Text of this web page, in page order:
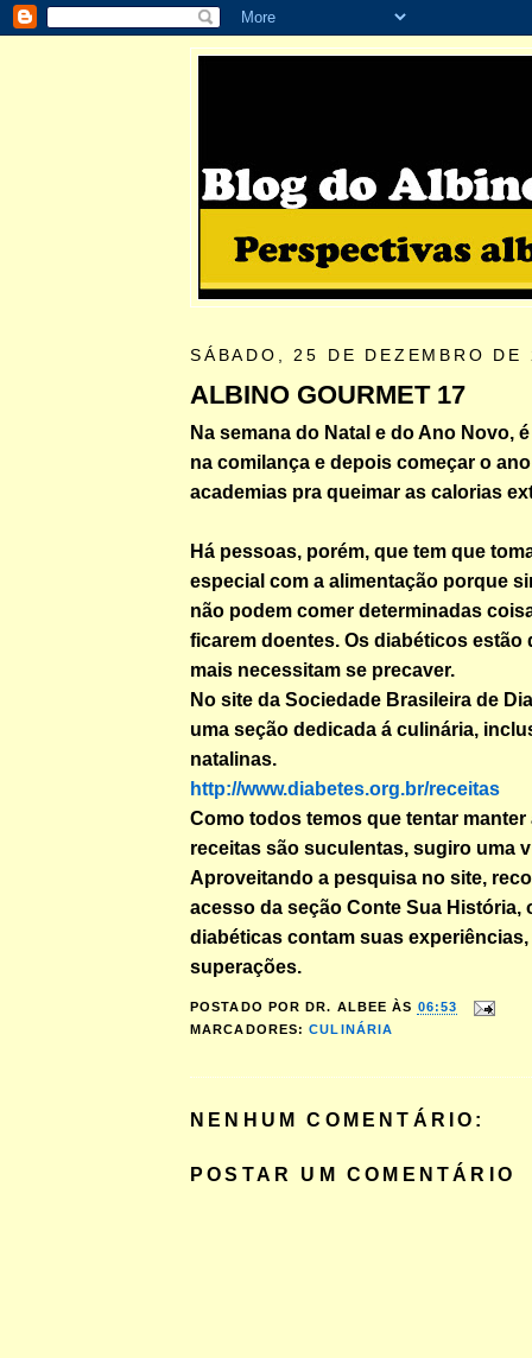
SÁBADO, 25 DE DEZEMBRO DE
ALBINO GOURMET 17
Na semana do Natal e do Ano Novo,
na comilança e depois começar o
academias pra queimar as calorias
Há pessoas, porém, que tem que
especial com a alimentação porque
não podem comer determinadas
ficarem doentes. Os diabéticos estão
mais necessitam se precaver.
No site da Sociedade Brasileira de
uma seção dedicada á culinária,
natalinas.
http://www.diabetes.org.br/receitas
Como todos temos que tentar manter
receitas são suculentas, sugiro uma
Aproveitando a pesquisa no site,
acesso da seção Conte Sua História,
diabéticas contam suas
superações.
POSTADO POR DR. ALBEE ÀS 06:53
MARCADORES:CULINÁRIA
NENHUM COMENTÁRIO:
POSTAR UM COMENTÁRIO